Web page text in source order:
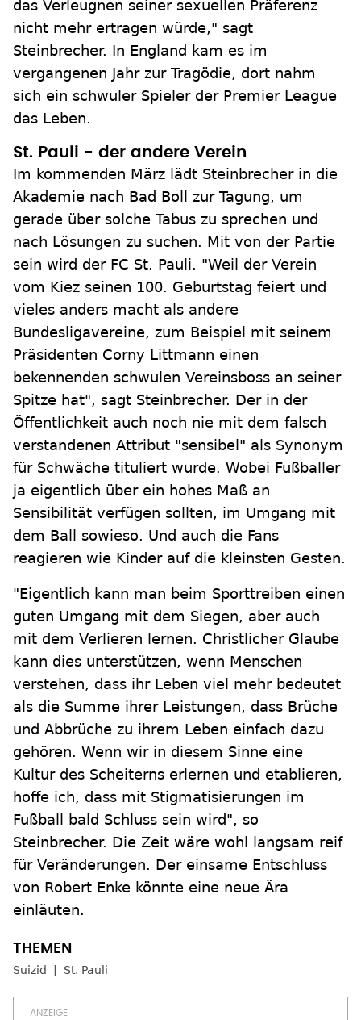
das Verleugnen seiner sexuellen Präferenz
nicht mehr ertragen würde," sagt
Steinbrecher. In England kam es im
vergangenen Jahr zur Tragödie, dort nahm
sich ein schwuler Spieler der Premier League
das Leben.
St. Pauli - der andere Verein
Im kommenden März lädt Steinbrecher in die
Akademie nach Bad Boll zur Tagung, um
gerade über solche Tabus zu sprechen und
nach Lösungen zu suchen. Mit von der Partie
sein wird der FC St. Pauli. "Weil der Verein
vom Kiez seinen 100. Geburtstag feiert und
vieles anders macht als andere
Bundesligavereine, zum Beispiel mit seinem
Präsidenten Corny Littmann einen
bekennenden schwulen Vereinsboss an seiner
Spitze hat", sagt Steinbrecher. Der in der
Öffentlichkeit auch noch nie mit dem falsch
verstandenen Attribut "sensibel" als Synonym
für Schwäche tituliert wurde. Wobei Fußballer
ja eigentlich über ein hohes Maß an
Sensibilität verfügen sollten, im Umgang mit
dem Ball sowieso. Und auch die Fans
reagieren wie Kinder auf die kleinsten Gesten.
"Eigentlich kann man beim Sporttreiben einen
guten Umgang mit dem Siegen, aber auch
mit dem Verlieren lernen. Christlicher Glaube
kann dies unterstützen, wenn Menschen
verstehen, dass ihr Leben viel mehr bedeutet
als die Summe ihrer Leistungen, dass Brüche
und Abbrüche zu ihrem Leben einfach dazu
gehören. Wenn wir in diesem Sinne eine
Kultur des Scheiterns erlernen und etablieren,
hoffe ich, dass mit Stigmatisierungen im
Fußball bald Schluss sein wird", so
Steinbrecher. Die Zeit wäre wohl langsam reif
für Veränderungen. Der einsame Entschluss
von Robert Enke könnte eine neue Ära
einläuten.
Suizid St. Pauli